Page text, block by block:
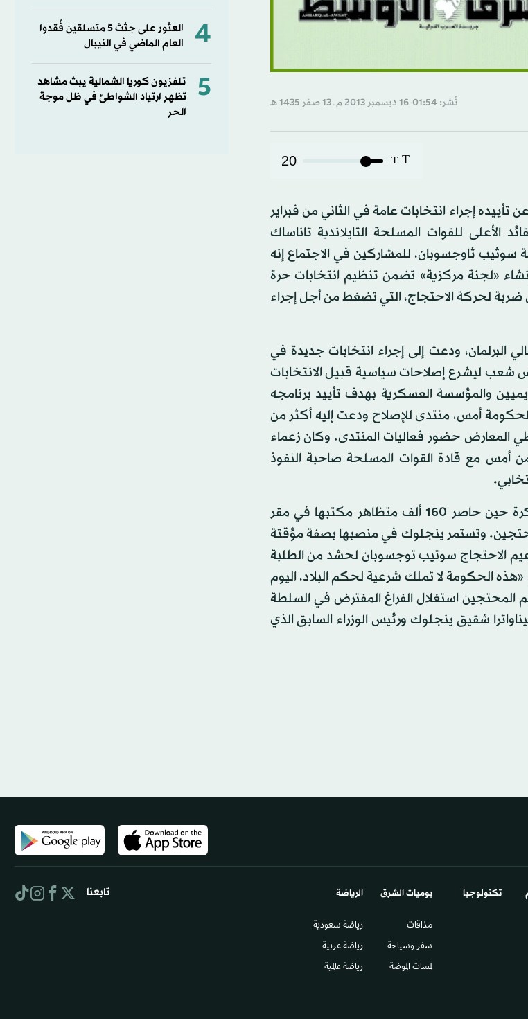
نُشر: 01:54-16 ديسمبر 2013 م ـ 13 صفَر 1435 هـ
T
T
20
تأييده إجراء انتخابات عامة في الثاني من فبراير
الأعلى للقوات المسلحة التايلاندية تاناساك
ثاوجسوبان، للمشاركين في الاجتماع إنه
«لجنة مركزية» تضمن تنظيم انتخابات حرة
لحركة الاحتجاج، التي تضغط من أجل إجراء
البرلمان، ودعت إلى إجراء انتخابات جديدة في
ليشرع إصلاحات سياسية قبيل الانتخابات
والمؤسسة العسكرية بهدف تأييد برنامجه
أمس، منتدى للإصلاح ودعت إليه أكثر من
المعارض حضور فعاليات المنتدى. وكان زعماء
من أمس مع قادة القوات المسلحة صاحبة النفوذ
وكانت رئيسة الوزراء ينجلوك شيناواترا قد دعت يوم الاثنين لانتخابات مبكرة حين حاصر 160 ألف متظاهر مكتبها في مقر
وتستمر ينجلوك في منصبها بصفة مؤقتة
زعيم الاحتجاج سوتيب توجسوبان لحشد من الطلبة
الحكومة لا تملك شرعية لحكم البلاد، اليوم
المحتجين استغلال الفراغ المفترض في السلطة
شقيق ينجلوك ورئيس الوزراء السابق الذي
4
العثور على جثث 5 متسلقين فُقدوا
العام الماضي في النيبال
5
تلفزيون كوريا الشمالية يبث مشاهد
تظهر ارتياد الشواطئ في ظل موجة
الحر
تكنولوجيا يوميات الشرق​
مذاقات
سفر وسياحة
لمسات الموضة
الرياضة
رياضة سعودية
رياضة عربية
رياضة عالمية
تابعنا